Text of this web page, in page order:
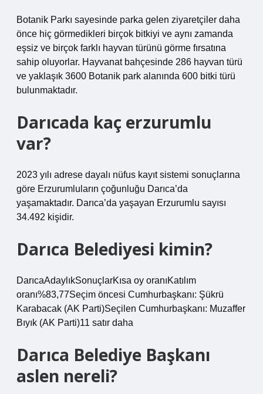
Botanik Parkı sayesinde parka gelen ziyaretçiler daha
önce hiç görmedikleri birçok bitkiyi ve aynı zamanda
eşsiz ve birçok farklı hayvan türünü görme fırsatına
sahip oluyorlar. Hayvanat bahçesinde 286 hayvan türü
ve yaklaşık 3600 Botanik park alanında 600 bitki türü
bulunmaktadır.
Darıcada kaç erzurumlu
var?
2023 yılı adrese dayalı nüfus kayıt sistemi sonuçlarına
göre Erzurumluların çoğunluğu Darıca’da
yaşamaktadır. Darıca’da yaşayan Erzurumlu sayısı
34.492 kişidir.
Darıca Belediyesi kimin?
DarıcaAdaylıkSonuçlarKısa oy oranıKatılım
oranı%83,77Seçim öncesi Cumhurbaşkanı: Şükrü
Karabacak (AK Parti)Seçilen Cumhurbaşkanı: Muzaffer
Bıyık (AK Parti)11 satır daha
Darıca Belediye Başkanı
aslen nereli?